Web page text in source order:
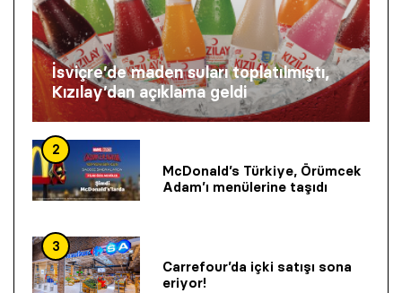
İsviçre’de maden suları toplatılmıştı,
Kızılay’dan açıklama geldi
2
McDonald’s Türkiye, Örümcek
Adam’ı menülerine taşıdı
3
Carrefour’da içki satışı sona
eriyor!